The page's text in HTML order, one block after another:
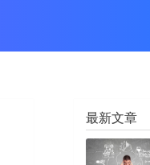
最新文章